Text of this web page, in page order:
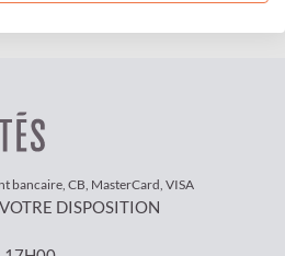
DISPOSITION